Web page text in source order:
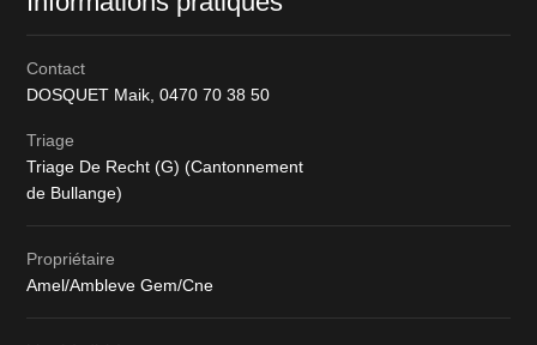
Contact
DOSQUET Maik,0470 70 38 50
Triage
Triage De Recht (G) (Cantonnement
de Bullange)
Propriétaire
Amel/Ambleve Gem/Cne